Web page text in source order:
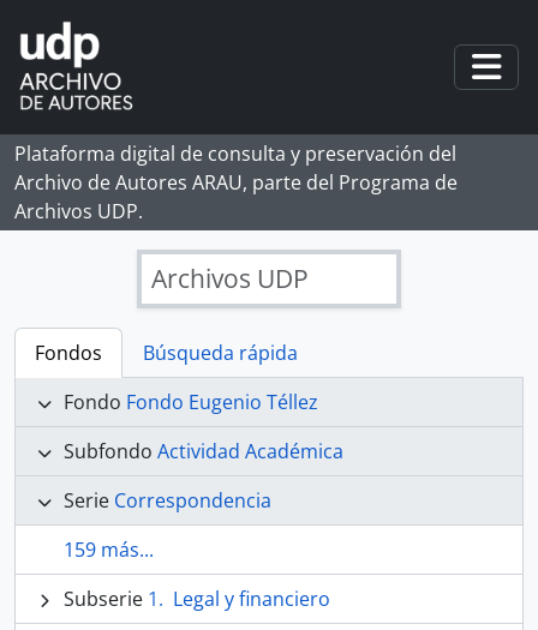
Skip to main content
Plataforma digital de consulta y preservación del
Archivo de Autores ARAU, parte del Programa de
Archivos UDP.
Archivos UDP
Fondos
Búsqueda rápida
Fondo Fondo Eugenio Téllez
Subfondo Actividad Académica
Serie Correspondencia
159 más...
Subserie
Legal y financiero